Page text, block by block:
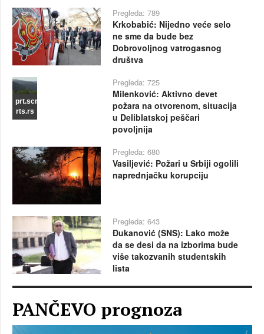
Pregleda: 789
Krkobabić: Nijedno veće selo
ne sme da bude bez
Dobrovoljnog vatrogasnog
društva
prt.scr
rts.rs
Pregleda: 725
Milenković: Aktivno devet
požara na otvorenom, situacija
u Deliblatskoj peščari
povoljnija
Pregleda: 680
Vasiljević: Požari u Srbiji ogolili
naprednjačku korupciju
Pregleda: 643
Đukanović (SNS): Lako može
da se desi da na izborima bude
više takozvanih studentskih
lista
PANČEVO prognoza